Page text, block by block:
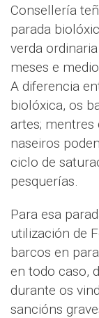
Consellería
parada
verda
meses e
A diferencia
biolóxica, os
artes; mentres
naseiros
ciclo de
pesquerías.
Para esa
utilización de
barcos en
en todo caso,
durante os
sancións